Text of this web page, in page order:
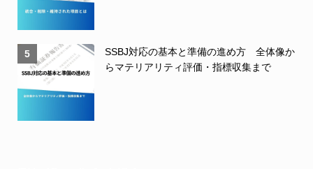
5
SSBJ対応の基本と準備の進め方 全体像か
らマテリアリティ評価・指標収集まで